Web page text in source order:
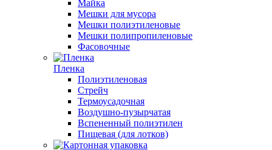
Майка
Мешки для мусора
Мешки полиэтиленовые
Мешки полипропиленовые
Фасовочные
Пленка
Полиэтиленовая
Стрейч
Термоусадочная
Воздушно-пузырчатая
Вспененный полиэтилен
Пищевая (для лотков)